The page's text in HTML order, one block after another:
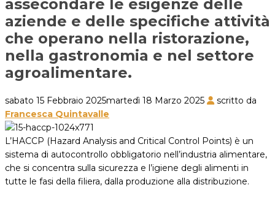
assecondare le esigenze delle
aziende e delle specifiche attività
che operano nella ristorazione,
nella gastronomia e nel settore
agroalimentare.
sabato 15 Febbraio 2025martedì 18 Marzo 2025
scritto da
Francesca Quintavalle
L’HACCP (Hazard Analysis and Critical Control Points) è un
sistema di autocontrollo obbligatorio nell’industria alimentare,
che si concentra sulla sicurezza e l’igiene degli alimenti in
tutte le fasi della filiera, dalla produzione alla distribuzione.